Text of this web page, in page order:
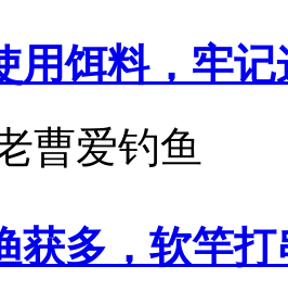
用饵料，牢
曹爱钓鱼
获多，软竿